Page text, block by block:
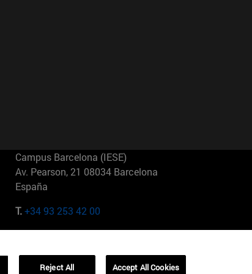
Campus Barcelona (IESE)
Av. Pearson, 21 08034 Barcelona
España
T.+34 93 253 42 00
01321001 Bela Vista Brasil
Reject All Accept All Cookies